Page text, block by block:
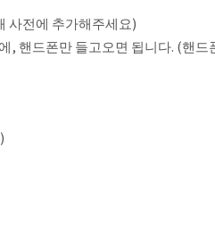
사전에 추가해주세요)
, 핸드폰만 들고오면 됩니다. (